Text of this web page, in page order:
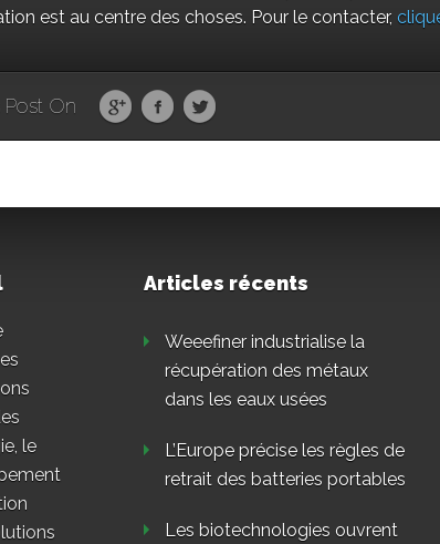
est au centre des choses. Pour le contacter,
Post On
le
Articles récents
Weeefiner industrialise la
récupération des métaux
dans les eaux usées
L’Europe précise les règles de
retrait des batteries portables
Les biotechnologies ouvrent